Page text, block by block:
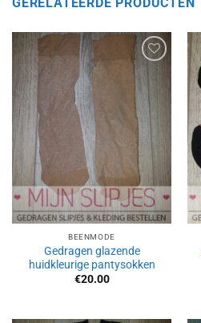
Aan
BEENMODE
Gedragen glazende
huidkleurige pantysokken
€20.00